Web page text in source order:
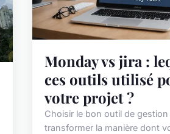
Monday vs jira :
ces outils utilisé
votre projet ?
Choisir le bon outil de
transformer la manière dont